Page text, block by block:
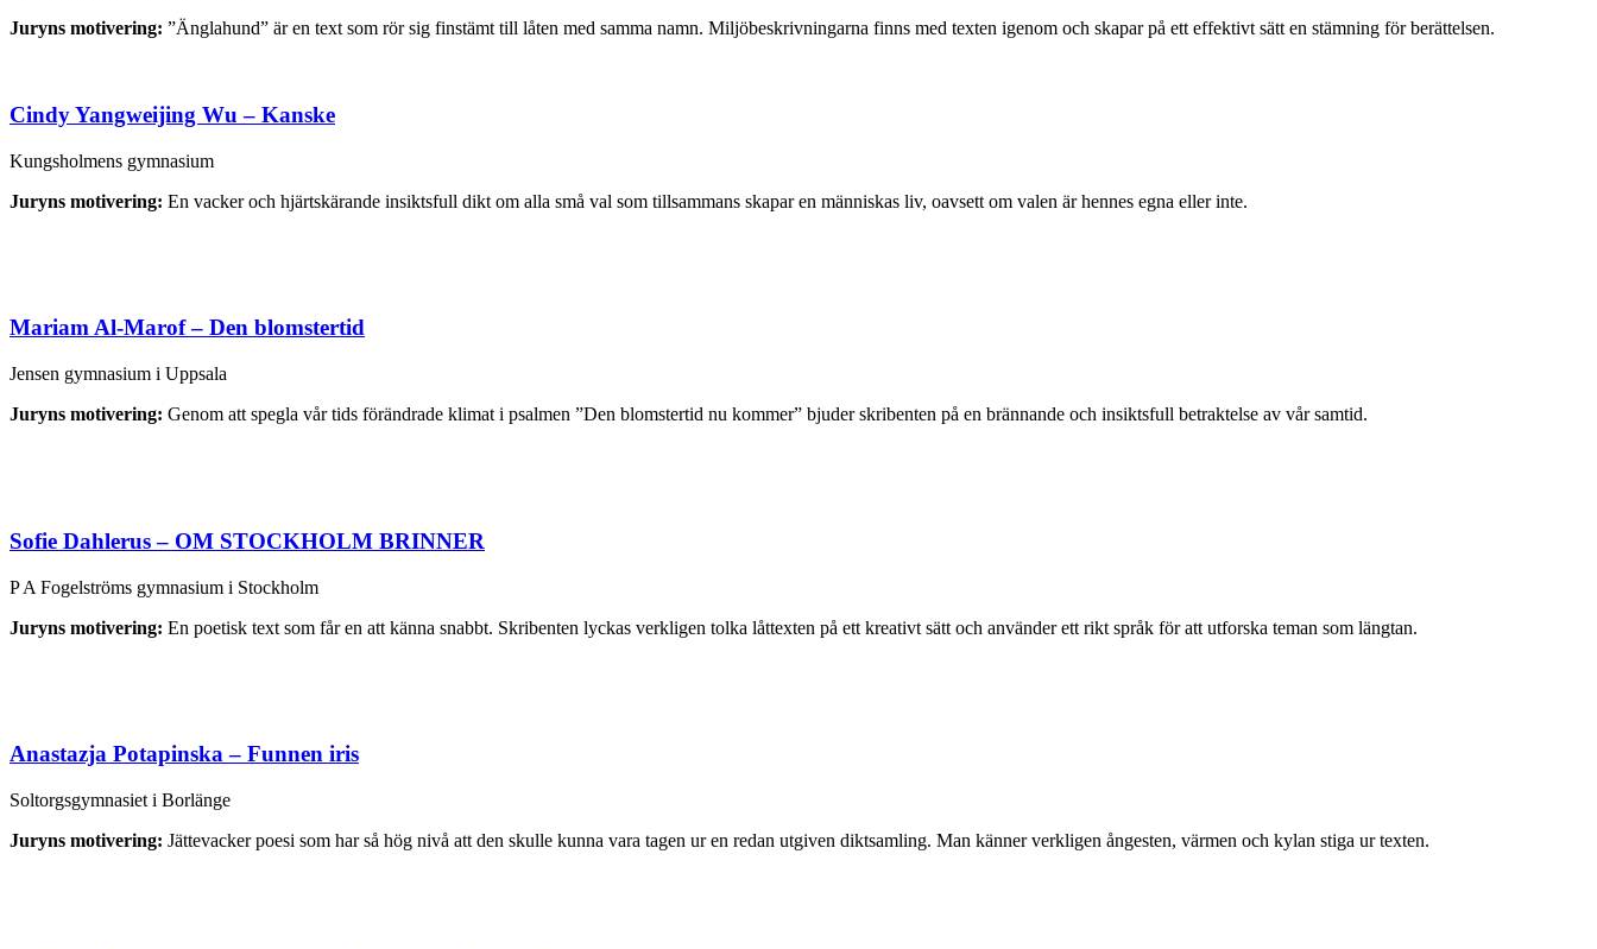
Juryns motivering: ”Änglahund” är en text som rör sig finstämt till låten med samma namn. Miljöbeskrivningarna finns med texten igenom och skapar på ett effektivt sätt en stämning för berättelsen.
Cindy Yangweijing Wu – Kanske
Kungsholmens gymnasium
Juryns motivering: En vacker och hjärtskärande insiktsfull dikt om alla små val som tillsammans skapar en människas liv, oavsett om valen är hennes egna eller inte.
Mariam Al-Marof – Den blomstertid
Jensen gymnasium i Uppsala
Juryns motivering: Genom att spegla vår tids förändrade klimat i psalmen ”Den blomstertid nu kommer” bjuder skribenten på en brännande och insiktsfull betraktelse av vår samtid.
Sofie Dahlerus – OM STOCKHOLM BRINNER
P A Fogelströms gymnasium i Stockholm
Juryns motivering: En poetisk text som får en att känna snabbt. Skribenten lyckas verkligen tolka låttexten på ett kreativt sätt och använder ett rikt språk för att utforska teman som längtan.
Anastazja Potapinska – Funnen iris
Soltorgsgymnasiet i Borlänge
Juryns motivering: Jättevacker poesi som har så hög nivå att den skulle kunna vara tagen ur en redan utgiven diktsamling. Man känner verkligen ångesten, värmen och kylan stiga ur texten.